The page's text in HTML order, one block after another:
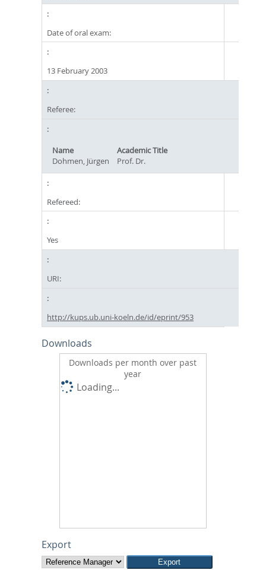
Date of oral exam:
13 February 2003
Referee:
Name
Academic Title
Dohmen, Jürgen
Prof. Dr.
Refereed:
Yes
URI:
http://kups.ub.uni-koeln.de/id/eprint/953
Downloads
Downloads per month over past
year
Loading...
Export